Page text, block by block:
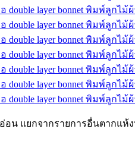
น แยกจากรายการอื่นตากแ